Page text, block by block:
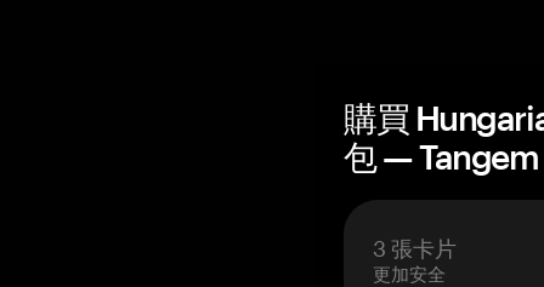
購買
包 — Tangem
3 張卡片
更加安全